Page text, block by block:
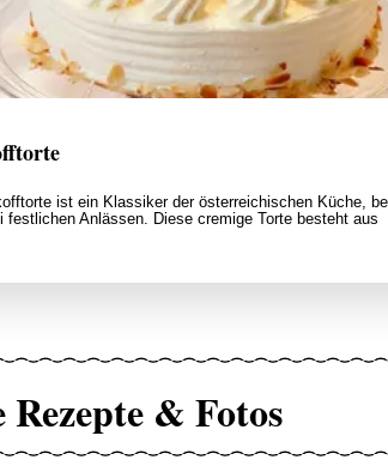
ist ein Klassiker der österreichischen Küche,
festlichen Anlässen. Diese cremige Torte besteht aus
& Fotos